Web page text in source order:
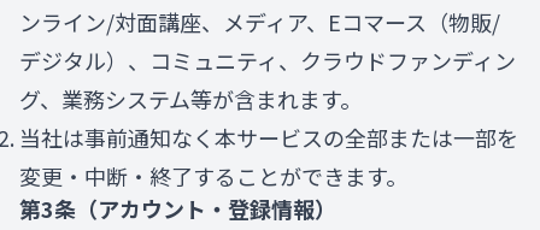
ンライン/対面講座、メディア、Eコマース（物販/
デジタル）、コミュニティ、クラウドファンディン
グ、業務システム等が含まれます。
当社は事前通知なく本サービスの全部または一部を
変更・中断・終了することができます。
第3条（アカウント・登録情報）